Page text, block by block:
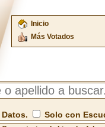
Inicio
Más Votados
Solo con